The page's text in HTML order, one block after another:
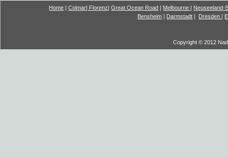
Home |Colmar| Florenz|Great Ocean Road | Melbourne | Neuseeland-
Bensheim | Darmstadt | Dresden |
Copyright © 2012